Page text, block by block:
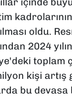
oldu.
2024
toplam
kişi artış
bu devasa